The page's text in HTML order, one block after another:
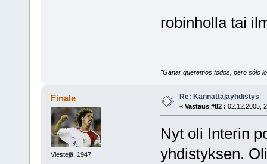
robinholla tai
"Ganar queremos todos, pero sólo
Finale
Viestejä: 1947
Re: Kannattajayhdistys
« Vastaus #82 : 02.12.2005,
Nyt oli Interin
yhdistyksen.